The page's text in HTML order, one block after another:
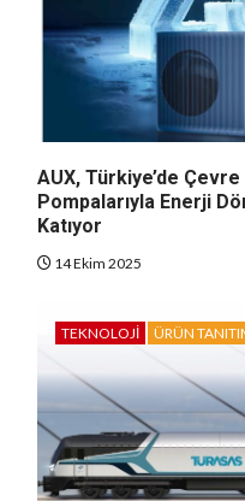
AUX, Türkiye’de Çevre
Pompalarıyla Enerji
Katıyor
14 Ekim 2025
TEKNOLOJI ÜRÜN